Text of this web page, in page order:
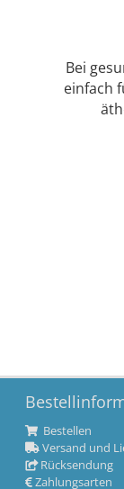
Bei
einfach
Bestellen
Versand und
Rücksendung
Zahlungsarten